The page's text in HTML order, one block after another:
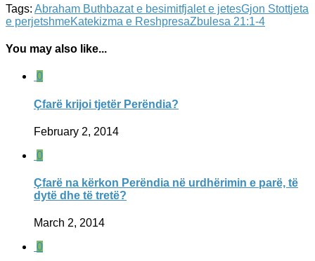
Tags: Abraham Buthbazat e besimitfjalet e jetesGjon Stottjeta
e perjetshmeKatekizma e ReshpresaZbulesa 21:1-4
You may also like...
0
Çfarë krijoi tjetër Perëndia?
February 2, 2014
0
Çfarë na kërkon Perëndia në urdhërimin e parë, të
dytë dhe të tretë?
March 2, 2014
0